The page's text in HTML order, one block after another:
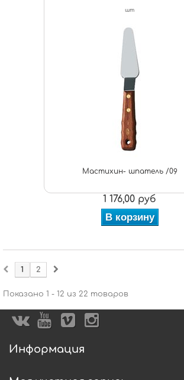
шт
Мастихин- шпатель /09
1 176,00 руб
В корзину
1 2
Показано 1 - 12 из 22 товаров
Информация